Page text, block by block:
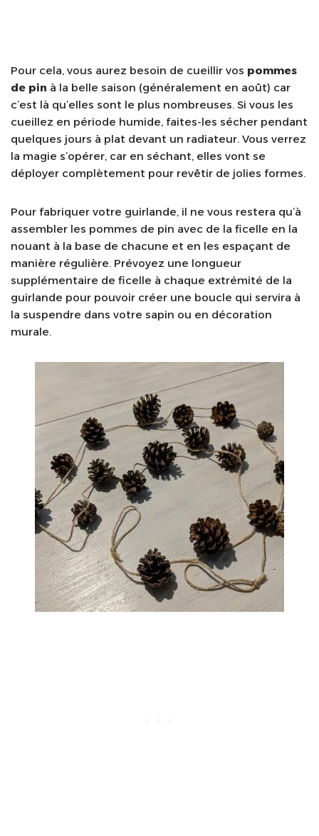
Pour cela, vous aurez besoin de cueillir vos pommes
de pin à la belle saison (généralement en août) car
c’est là qu’elles sont le plus nombreuses. Si vous les
cueillez en période humide, faites-les sécher pendant
quelques jours à plat devant un radiateur. Vous verrez
la magie s’opérer, car en séchant, elles vont se
déployer complètement pour revêtir de jolies formes.
Pour fabriquer votre guirlande, il ne vous restera qu’à
assembler les pommes de pin avec de la ficelle en la
nouant à la base de chacune et en les espaçant de
manière régulière. Prévoyez une longueur
supplémentaire de ficelle à chaque extrémité de la
guirlande pour pouvoir créer une boucle qui servira à
la suspendre dans votre sapin ou en décoration
murale.